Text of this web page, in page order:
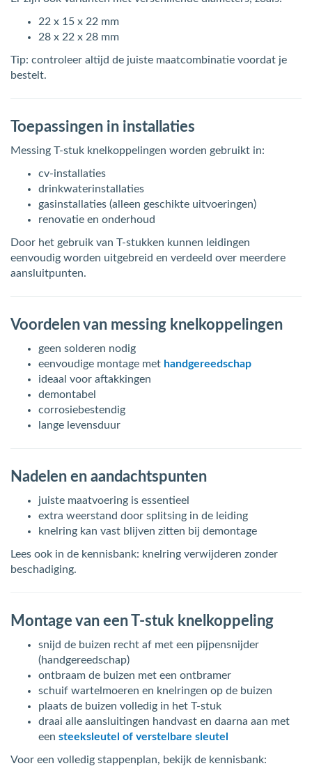
22 x 15 x 22 mm
28 x 22 x 28 mm
Tip: controleer altijd de juiste maatcombinatie voordat je
bestelt.
Toepassingen in installaties
Messing T-stuk knelkoppelingen worden gebruikt in:
cv-installaties
drinkwaterinstallaties
gasinstallaties (alleen geschikte uitvoeringen)
renovatie en onderhoud
Door het gebruik van T-stukken kunnen leidingen
eenvoudig worden uitgebreid en verdeeld over meerdere
aansluitpunten.
Voordelen van messing knelkoppelingen
geen solderen nodig
eenvoudige montage met handgereedschap
ideaal voor aftakkingen
demontabel
corrosiebestendig
lange levensduur
Nadelen en aandachtspunten
juiste maatvoering is essentieel
extra weerstand door splitsing in de leiding
knelring kan vast blijven zitten bij demontage
Lees ook in de kennisbank: knelring verwijderen zonder
beschadiging.
Montage van een T-stuk knelkoppeling
snijd de buizen recht af met een pijpensnijder
(handgereedschap)
ontbraam de buizen met een ontbramer
schuif wartelmoeren en knelringen op de buizen
plaats de buizen volledig in het T-stuk
draai alle aansluitingen handvast en daarna aan met
een steeksleutel of verstelbare sleutel
Voor een volledig stappenplan, bekijk de kennisbank: